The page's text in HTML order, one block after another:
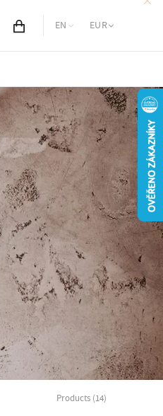
Cart total
EN EUR
Products (14)